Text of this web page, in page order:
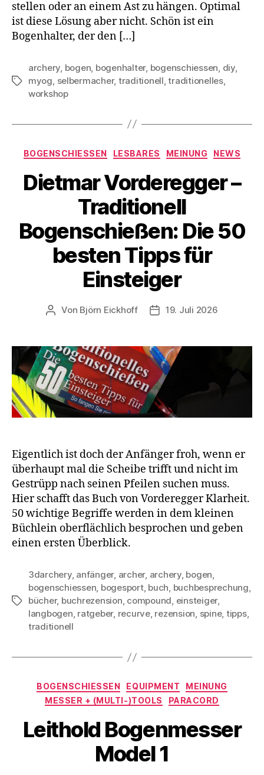
stellen oder an einem Ast zu hängen. Optimal
ist diese Lösung aber nicht. Schön ist ein
Bogenhalter, der den […]
Schlagwörter
archery, bogen, bogenhalter, bogenschiessen, diy,
myog, selbermacher, traditionell,traditionelles,
workshop
Kategorien
BOGENSCHIESSEN LESBARES MEINUNG NEWS
Dietmar Vorderegger –
Traditionell
Bogenschießen: Die 50
besten Tipps für
Einsteiger
Beitragsautor
Von Björn Eickhoff Veröffentlichungsdatum
19. Juli 2026
Eigentlich ist doch der Anfänger froh, wenn er
überhaupt mal die Scheibe trifft und nicht im
Gestrüpp nach seinen Pfeilen suchen muss.
Hier schafft das Buch von Vorderegger Klarheit.
50 wichtige Begriffe werden in dem kleinen
Büchlein oberflächlich besprochen und geben
einen ersten Überblick.
Schlagwörter
3darchery, anfänger, archer, archery, bogen,
bogenschiessen, bogesport, buch, buchbesprechung,
bücher, buchrezension, compound, einsteiger,
langbogen, ratgeber, recurve, rezension, spine, tipps,
traditionell
Kategorien
BOGENSCHIESSEN EQUIPMENT
MEINUNG
MESSER + (MULTI-)TOOLS
PARACORD
Leithold Bogenmesser
Model 1